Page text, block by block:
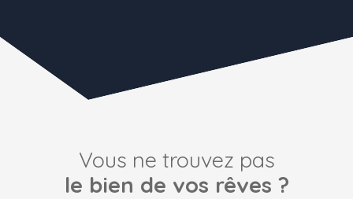
Vous ne trouvez pas
le bien de vos rêves ?